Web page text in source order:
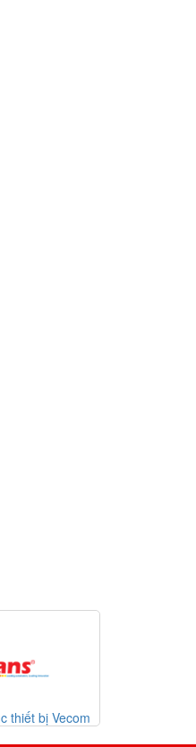
Danh mục thiết bị Watlow